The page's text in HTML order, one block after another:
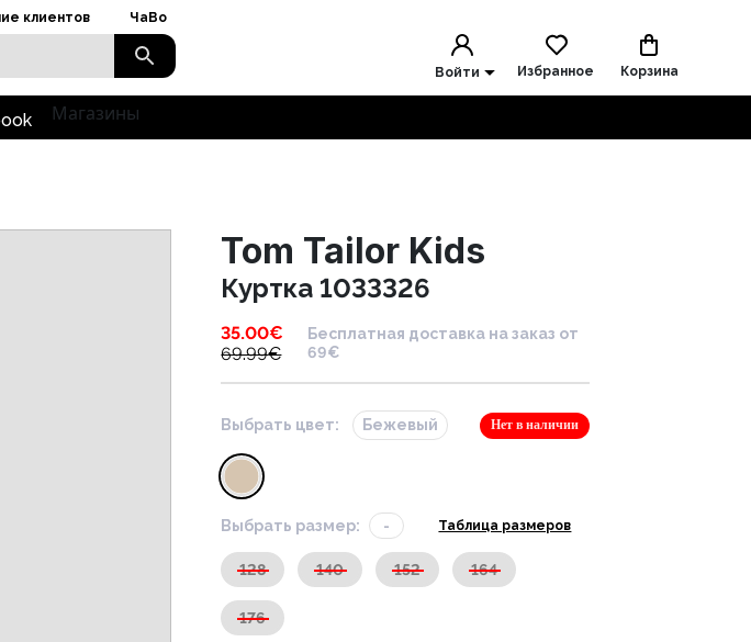
клиентов ЧаВо
Войти Избранное Корзина
Магазины
Tom Tailor Kids
Куртка 1033326
35.00€
69.99€
Бесплатная доставка на заказ от
69€
Выбрать цвет: Бежевый Нет в наличии
Выбрать размер: - Таблица размеров
128 140 152 164
176